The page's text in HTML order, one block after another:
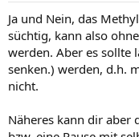
Ja und Nein, das
süchtig, kann also
werden. Aber es sollte
senken.) werden, d.h.
nicht.
Näheres kann dir aber